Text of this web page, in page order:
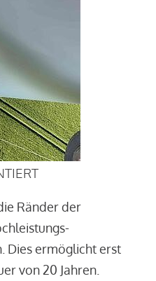
Ränder der
Dies ermöglicht erst
von 20 Jahren.